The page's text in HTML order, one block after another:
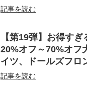
記事を読む
【第19弾】お得す
20%オフ～70%オフ
イツ、ドールズフロ
記事を読む